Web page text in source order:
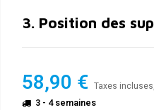
3. Position des
58,90 € Taxes
3 - 4 semaines